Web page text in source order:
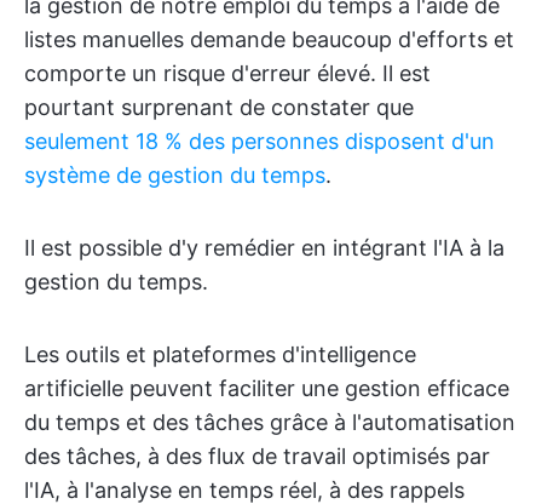
la gestion de notre emploi du temps à l'aide de
listes manuelles demande beaucoup d'efforts et
comporte un risque d'erreur élevé. Il est
pourtant surprenant de constater que
seulement 18 % des personnes disposent d'un
système de gestion du temps.
Il est possible d'y remédier en intégrant l'IA à la
gestion du temps.
Les outils et plateformes d'intelligence
artificielle peuvent faciliter une gestion efficace
du temps et des tâches grâce à l'automatisation
des tâches, à des flux de travail optimisés par
l'IA, à l'analyse en temps réel, à des rappels